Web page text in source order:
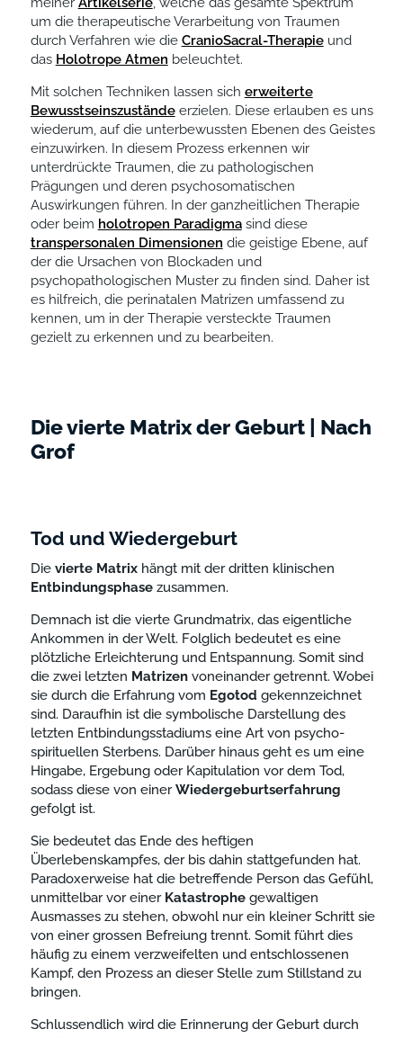
um die therapeutische Verarbeitung von Traumen
durch Verfahren wie die CranioSacral-Therapieund
das Holotrope Atmen beleuchtet.
Mit solchen Techniken lassen sich erweiterte
Bewusstseinszuständeerzielen. Diese erlauben es uns
wiederum, auf die unterbewussten Ebenen des Geistes
einzuwirken. In diesem Prozess erkennen wir
unterdrückte Traumen, die zu pathologischen
Prägungen und deren psychosomatischen
Auswirkungen führen. In der ganzheitlichen Therapie
oder beim holotropen Paradigmasind diese
transpersonalen Dimensionen die geistige Ebene, auf
der die Ursachen von Blockaden und
psychopathologischen Muster zu finden sind. Daher ist
es hilfreich, die perinatalen Matrizen umfassend zu
kennen, um in der Therapie versteckte Traumen
gezielt zu erkennen und zu bearbeiten.
Die vierte Matrix der Geburt | Nach
Grof
Tod und Wiedergeburt
Die vierte Matrixhängt mit der dritten klinischen
Entbindungsphasezusammen.
Demnach ist die vierte Grundmatrix, das eigentliche
Ankommen in der Welt. Folglich bedeutet es eine
plötzliche Erleichterung und Entspannung. Somit sind
die zwei letzten Matrizenvoneinander getrennt. Wobei
sie durch die Erfahrung vom Egotod gekennzeichnet
sind. Daraufhin ist die symbolische Darstellung des
letzten Entbindungsstadiums eine Art von psycho-
spirituellen Sterbens. Darüber hinaus geht es um eine
Hingabe, Ergebung oder Kapitulation vor dem Tod,
sodass diese von einerWiedergeburtserfahrung
gefolgt ist.
Sie bedeutet das Ende des heftigen
Überlebenskampfes, der bis dahin stattgefunden hat.
Paradoxerweise hat die betreffende Person das Gefühl,
unmittelbar vor einer Katastrophegewaltigen
Ausmasses zu stehen, obwohl nur ein kleiner Schritt sie
von einer grossen Befreiung trennt. Somit führt dies
häufig zu einem verzweifelten und entschlossenen
Kampf, den Prozess an dieser Stelle zum Stillstand zu
bringen.
Schlussendlich wird die Erinnerung der Geburt durch